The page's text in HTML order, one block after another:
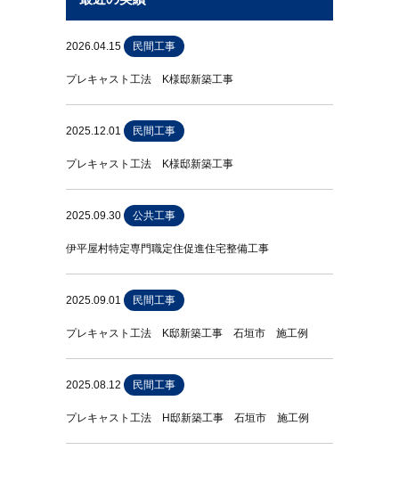
2026.04.15 民間工事
プレキャスト工法 K様邸新築工事
2025.12.01 民間工事
プレキャスト工法 K様邸新築工事
2025.09.30 公共工事
伊平屋村特定専門職定住促進住宅整備工事
2025.09.01 民間工事
プレキャスト工法 K邸新築工事 石垣市 施工例
2025.08.12 民間工事
プレキャスト工法 H邸新築工事 石垣市 施工例